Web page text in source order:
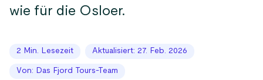
wie für die Osloer.
2 Min. Lesezeit Aktualisiert: 27. Feb. 2026
Von: Das Fjord Tours-Team